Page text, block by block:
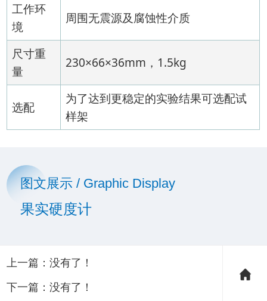
工作环
境
周围无震源及腐蚀性介质
尺寸重
量
230×66×36mm，1.5kg
选配
为了达到更稳定的实验结果可选配试
样架
图文展示 / Graphic Display
果实硬度计
上一篇：没有了！
下一篇：没有了！